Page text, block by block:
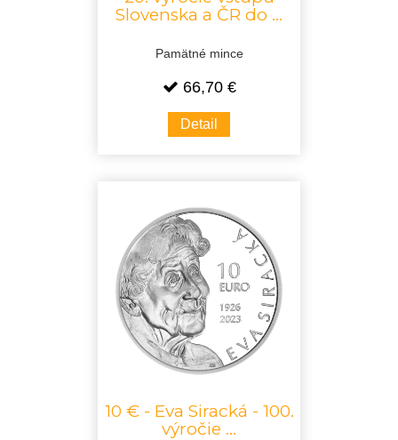
Slovenska a ČR do ...
Pamätné mince
66,70 €
Detail
10 € - Eva Siracká - 100.
výročie ...